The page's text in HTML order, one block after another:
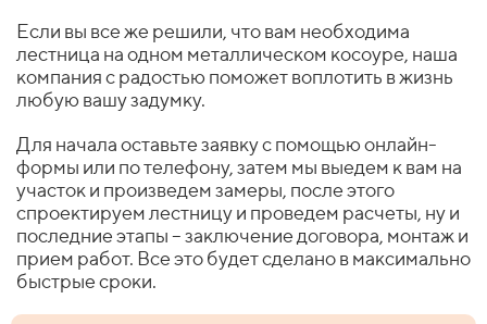
Если вы все же решили, что вам необходима
лестница на одном металлическом косоуре, наша
компания с радостью поможет воплотить в жизнь
любую вашу задумку.
Для начала оставьте заявку с помощью онлайн-
формы или по телефону, затем мы выедем к вам на
участок и произведем замеры, после этого
спроектируем лестницу и проведем расчеты, ну и
последние этапы – заключение договора, монтаж и
прием работ. Все это будет сделано в максимально
быстрые сроки.